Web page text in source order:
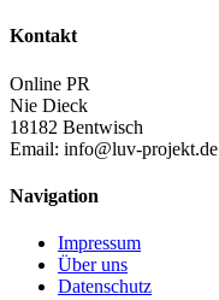
Kontakt
Online PR
Nie Dieck
18182 Bentwisch
Email: info@luv-projekt.de
Navigation
Impressum
Über uns
Datenschutz